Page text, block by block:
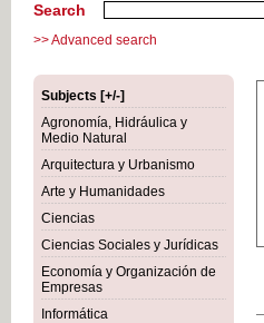
Search
>> Advanced search
Subjects [+/-]
Agronomía, Hidráulica y
Medio Natural
Arquitectura y Urbanismo
Arte y Humanidades
Ciencias
Ciencias Sociales y Jurídicas
Economía y Organización de
Empresas
Informática